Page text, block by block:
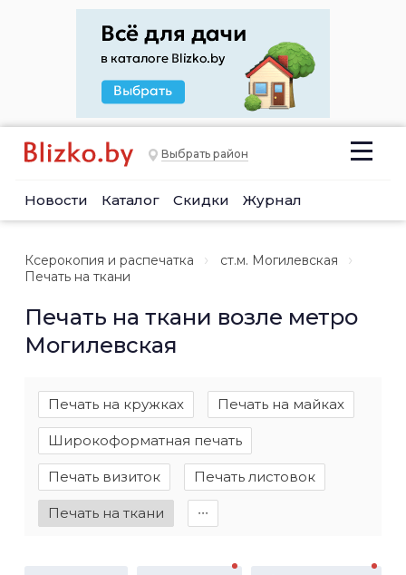
Выбрать район
Новости Каталог Скидки Журнал
Ксерокопия и распечатка
ст.м. Могилевская
Печать на ткани
Печать на ткани возле метро
Могилевская
Печать на кружках Печать на майках
Широкоформатная печать
Печать визиток Печать листовок
Печать на ткани ∙∙∙